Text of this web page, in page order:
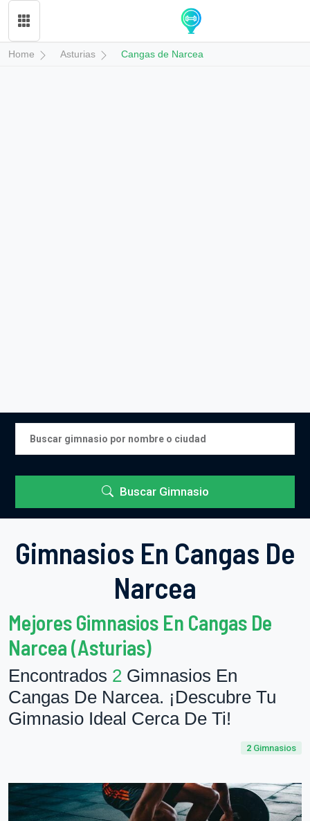
Home Asturias Cangas de Narcea
Buscar Gimnasio
Gimnasios En Cangas De
Narcea
Mejores Gimnasios En Cangas De
Narcea (Asturias)
Encontrados 2 Gimnasios En
Cangas De Narcea. ¡Descubre Tu
Gimnasio Ideal Cerca De Ti!
2 Gimnasios